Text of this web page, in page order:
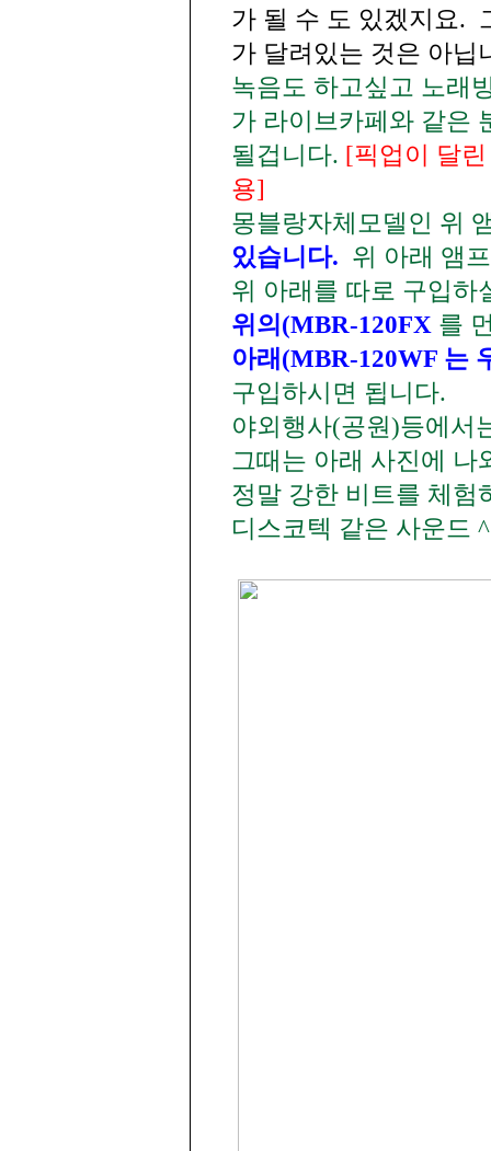
가 될 수 도 있겠지요.
가 달려있는 것은 아닙
녹음도 하고싶고 노래
가 라이브카페와 같은
될겁니다. [픽업이 달
용]
몽블랑자체모델인 위
있습니다. 위 아래 앰
위 아래를 따로 구입하
위의(MBR-120FX 를
아래(MBR-120WF 는
구입하시면 됩니다.
야외행사(공원)등에서
그때는 아래 사진에 나
정말 강한 비트를 체험
디스코텍 같은 사운드